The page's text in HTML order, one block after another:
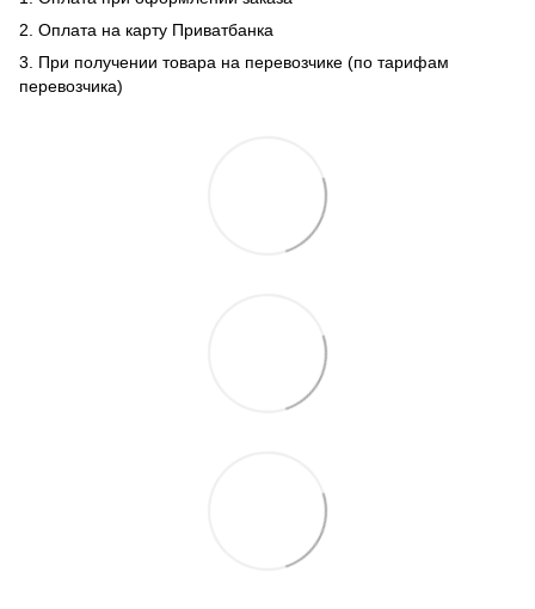
2. Оплата на карту Приватбанка
3. При получении товара на перевозчике (по тарифам
перевозчика)